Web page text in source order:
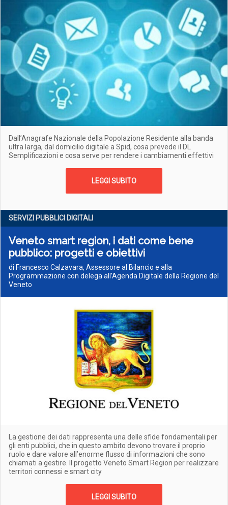
Dall’Anagrafe Nazionale della Popolazione Residente alla banda
ultra larga, dal domicilio digitale a Spid, cosa prevede il DL
Semplificazioni e cosa serve per rendere i cambiamenti effettivi
LEGGI SUBITO
SERVIZI PUBBLICI DIGITALI
Veneto smart region, i dati come bene
pubblico: progetti e obiettivi
di Francesco Calzavara, Assessore al Bilancio e alla
Programmazione con delega all’Agenda Digitale della Regione del
Veneto
La gestione dei dati rappresenta una delle sfide fondamentali per
gli enti pubblici, che in questo ambito devono trovare il proprio
ruolo e dare valore all’enorme flusso di informazioni che sono
chiamati a gestire. Il progetto Veneto Smart Region per realizzare
territori connessi e smart city
LEGGI SUBITO